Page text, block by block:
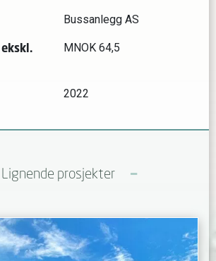
Bussanlegg AS
MNOK 64,5
2022
Lignende prosjekter